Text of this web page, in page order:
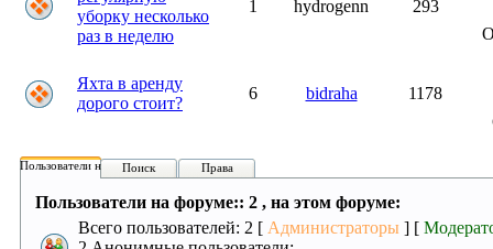
уборку несколько
раз в неделю
1 hydrogenn
293
Яхта в аренду
дорого стоит?
6 bidraha
1178
Пользователи на форуме:
Поиск Права
Пользователи на форуме:: 2 , на этом форуме:
Всего пользователей: 2 [ Администраторы ] [